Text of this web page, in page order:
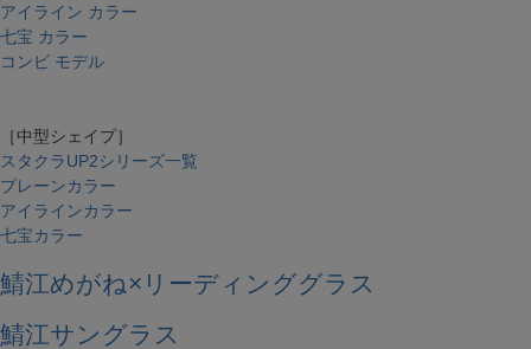
アイライン カラー
七宝 カラー
コンビ モデル
［中型シェイプ］
スタクラUP2シリーズ一覧
プレーンカラー
アイラインカラー
七宝カラー
鯖江めがね×リーディンググラス
鯖江サングラス